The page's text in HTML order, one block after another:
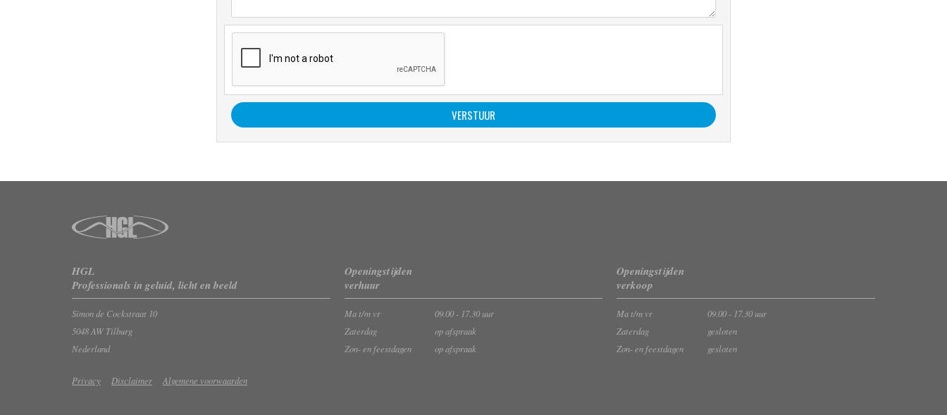
HGL
Professionals in geluid, licht en beeld
Simon de Cockstraat 10
5048 AW Tilburg
Nederland
Openingstijden
verhuur
Ma t/m vr
09.00 - 17.30 uur
Zaterdag
op afspraak
Zon- en feestdagen
op afspraak
Openingstijden
verkoop
Ma t/m vr
09.00 - 17.30 uur
Zaterdag
gesloten
Zon- en feestdagen
gesloten
Privacy Disclaimer Algemene voorwaarden